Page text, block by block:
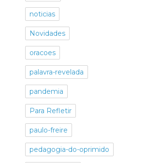
noticias
Novidades
oracoes
palavra-revelada
pandemia
Para Refletir
paulo-freire
pedagogia-do-oprimido